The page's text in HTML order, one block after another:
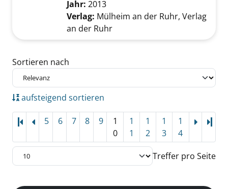
Jahr: 2013
Verlag: Mülheim an der Ruhr, Verlag
an der Ruhr
Zu den Suchfiltern springen
Sortieren nach
aufsteigend sortieren
5 6 7 8 9
1
0
1
1
1
2
1
3
1
4
Treffer pro Seite